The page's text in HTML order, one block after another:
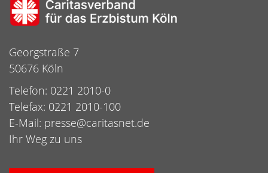
Georgstraße 7
50676 Köln
Telefon: 0221 2010-0
Telefax: 0221 2010-100
E-Mail: presse@caritasnet.de
Ihr Weg zu uns